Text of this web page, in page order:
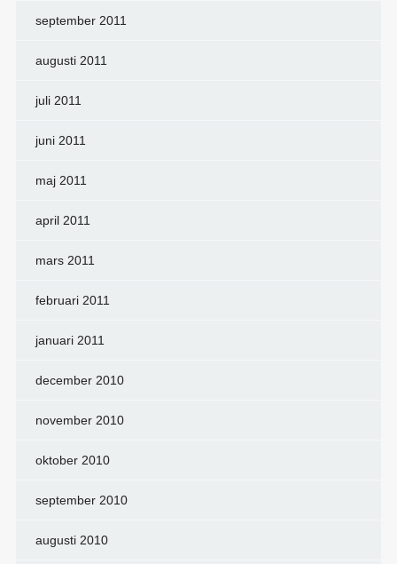
september 2011
augusti 2011
juli 2011
juni 2011
maj 2011
april 2011
mars 2011
februari 2011
januari 2011
december 2010
november 2010
oktober 2010
september 2010
augusti 2010